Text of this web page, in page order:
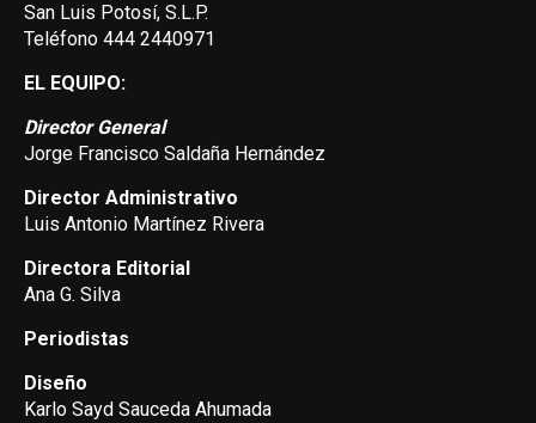
San Luis Potosí, S.L.P.
Teléfono 444 2440971
EL EQUIPO:
Director General
Jorge Francisco Saldaña Hernández
Director Administrativo
Luis Antonio Martínez Rivera
Directora Editorial
Ana G. Silva
Periodistas
Diseño
Karlo Sayd Sauceda Ahumada